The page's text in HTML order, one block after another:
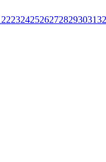
2223242526272829303132